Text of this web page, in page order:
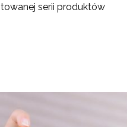
serii produktów